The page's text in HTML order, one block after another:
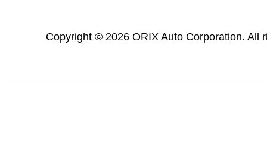
Copyright © 2026 ORIX Auto Corporation. All